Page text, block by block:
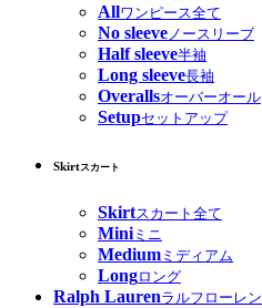
Allワンピース全て
No sleeve ノースリーブ
Half sleeve半袖
Long sleeve長袖
Overallsオーバーオール
Setupセットアップ
Skirtスカート
Skirtスカート全て
Miniミニ
Medium ミディアム
Longロング
Ralph Laurenラルフローレン